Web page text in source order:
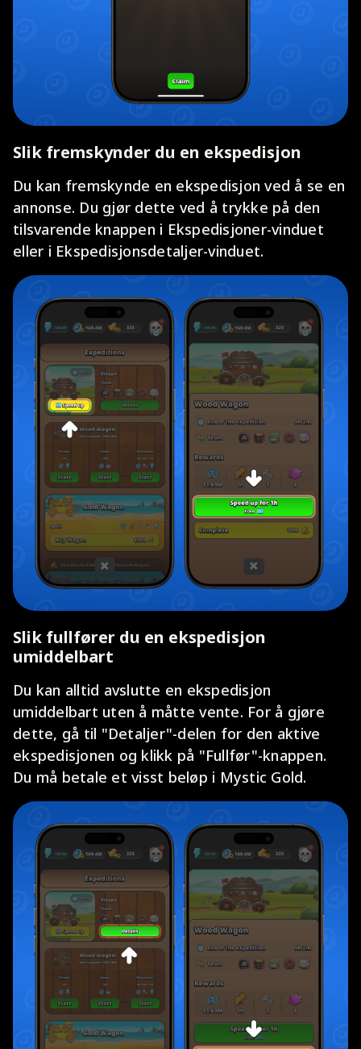
Slik fremskynder du en ekspedisjon
Du kan fremskynde en ekspedisjon ved å se en
annonse. Du gjør dette ved å trykke på den
tilsvarende knappen i Ekspedisjoner-vinduet
eller i Ekspedisjonsdetaljer-vinduet.
Slik fullfører du en ekspedisjon
umiddelbart
Du kan alltid avslutte en ekspedisjon
umiddelbart uten å måtte vente. For å gjøre
dette, gå til "Detaljer"-delen for den aktive
ekspedisjonen og klikk på "Fullfør"-knappen.
Du må betale et visst beløp i Mystic Gold.